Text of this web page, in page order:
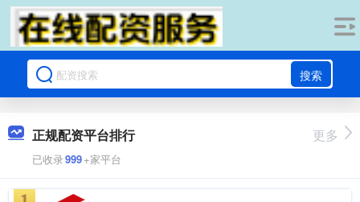
搜索
正规配资平台排行
已收录999+家平台
更多